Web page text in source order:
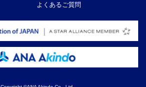
よくあるご質問